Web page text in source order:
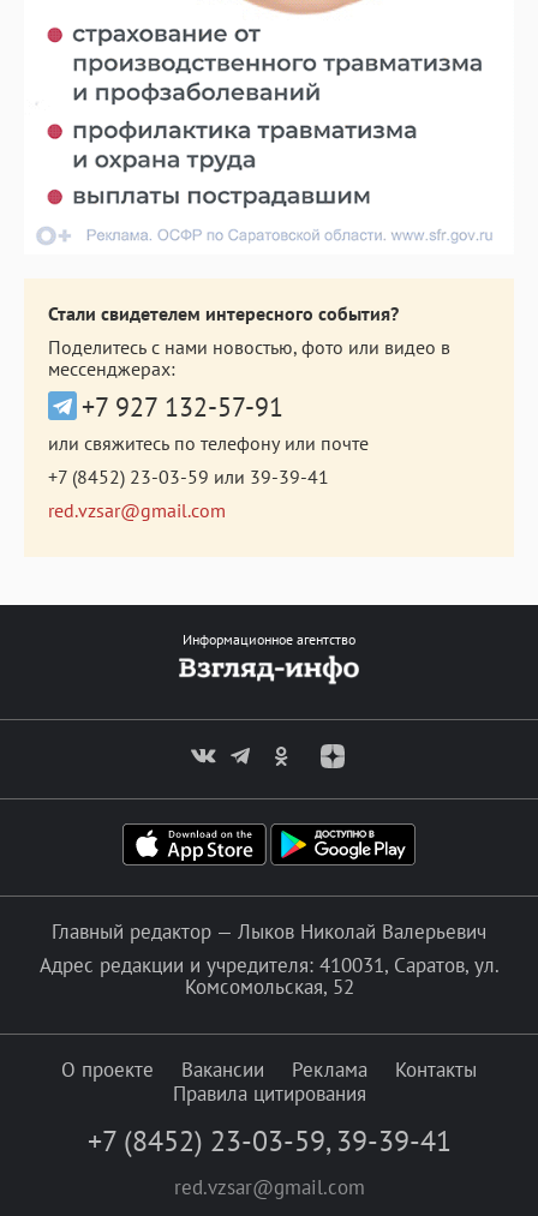
Стали свидетелем интересного события?
Поделитесь с нами новостью, фото или видео в
мессенджерах:
+7 927 132-57-91
или свяжитесь по телефону или почте
+7 (8452) 23-03-59 или 39-39-41
red.vzsar@gmail.com
Информационное агентство
Главный редактор — Лыков Николай Валерьевич
Адрес редакции и учредителя: 410031, Саратов, ул.
Комсомольская, 52
О проекте Вакансии Реклама
Контакты
Правила цитирования
+7 (8452) 23-03-59, 39-39-41
red.vzsar@gmail.com